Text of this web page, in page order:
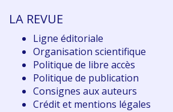
LA REVUE
Ligne éditoriale
Organisation scientifique
Politique de libre accès
Politique de publication
Consignes aux auteurs
Crédit et mentions légales